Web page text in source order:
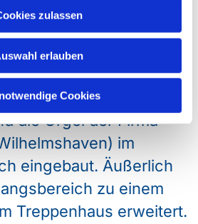
zulassen
erlauben
Cookies
Jahre hat der Kirchsaal
große bauliche
erfahren: 1980/1981
die Orgel der Firma
im
eingebaut. Äußerlich
zu einem
Treppenhaus erweitert.